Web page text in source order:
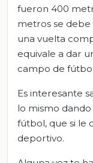
fueron 400
metros se debe
una vuelta
equivale a dar
campo de
Es interesante
lo mismo
fútbol, que si le
deportivo.